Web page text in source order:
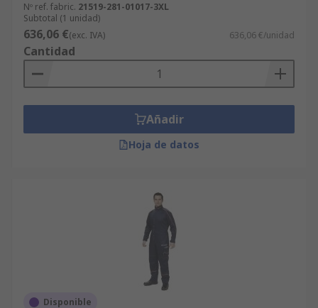
Nº ref. fabric. 21519-281-01017-3XL
Subtotal (1 unidad)
636,06 €(exc. IVA) 636,06 €/unidad
Cantidad
Añadir
Hoja de datos
Disponible